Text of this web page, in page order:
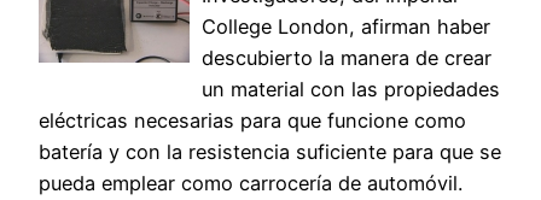
College London, afirman haber
descubierto la manera de crear
un material con las propiedades
eléctricas necesarias para que funcione como
batería y con la resistencia suficiente para que se
pueda emplear como carrocería de automóvil.